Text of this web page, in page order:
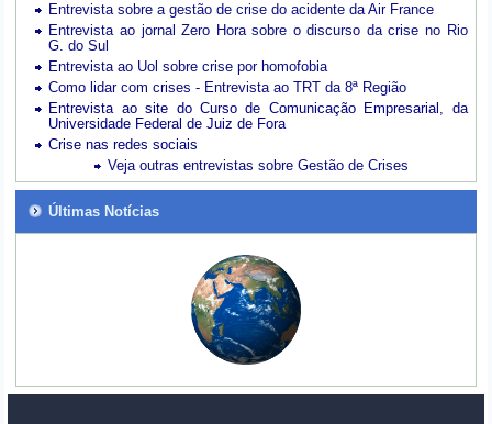
Entrevista sobre a gestão de crise do acidente da Air France
Entrevista ao jornal Zero Hora sobre o discurso da crise no Rio
G. do Sul
Entrevista ao Uol sobre crise por homofobia
Como lidar com crises - Entrevista ao TRT da 8ª Região
Entrevista ao site do Curso de Comunicação Empresarial, da
Universidade Federal de Juiz de Fora
Crise nas redes sociais
Veja outras entrevistas sobre Gestão de Crises
Últimas Notícias